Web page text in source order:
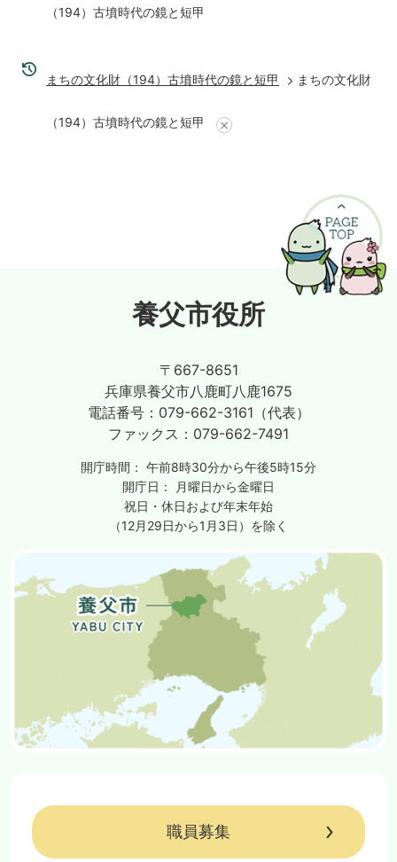
（194）古墳時代の鏡と短甲
まちの文化財（194）古墳時代の鏡と短甲 まちの文化財
（194）古墳時代の鏡と短甲
養父市役所
〒667-8651
兵庫県養父市八鹿町八鹿1675
電話番号： 079-662-3161（代表）
ファックス： 079-662-7491
開庁時間： 午前8時30分から午後5時15分
開庁日：
月曜日から金曜日
祝日・休日および年末年始
（12月29日から1月3日）を除く
職員募集